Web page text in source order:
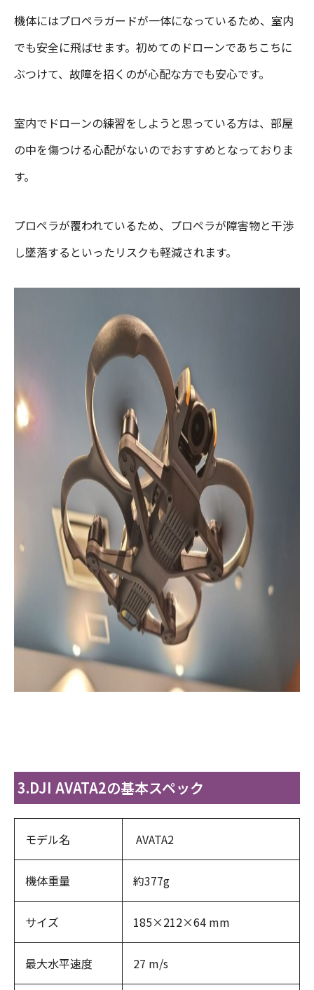
機体にはプロペラガードが一体になっているため、室内
でも安全に飛ばせます。初めてのドローンであちこちに
ぶつけて、故障を招くのが心配な方でも安心です。
室内でドローンの練習をしようと思っている方は、部屋
の中を傷つける心配がないのでおすすめとなっておりま
す。
プロペラが覆われているため、プロペラが障害物と干渉
し墜落するといったリスクも軽減されます。
3.DJI AVATA2の基本スペック
モデル名 AVATA2
機体重量 約377g
サイズ 185×212×64 mm
最大水平速度 27 m/s